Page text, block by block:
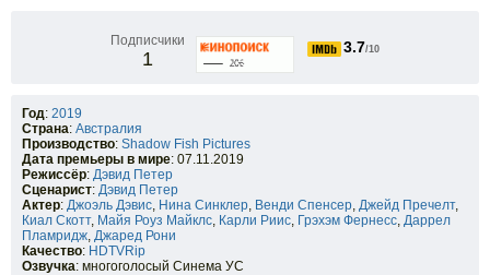
Подписчики
1
3.7/10
Год: 2019
Страна: Австралия
Производство: Shadow Fish Pictures
Дата премьеры в мире: 07.11.2019
Режиссёр: Дэвид Петер
Сценарист: Дэвид Петер
Актер: Джоэль Дэвис, Нина Синклер, Венди Спенсер, Джейд Пречелт,
Киал Скотт, Майя Роуз Майклс, Карли Риис, Грэхэм Фернесс, Даррел
Пламридж, Джаред Рони
Качество: HDTVRip
Озвучка: многоголосый Синема УС